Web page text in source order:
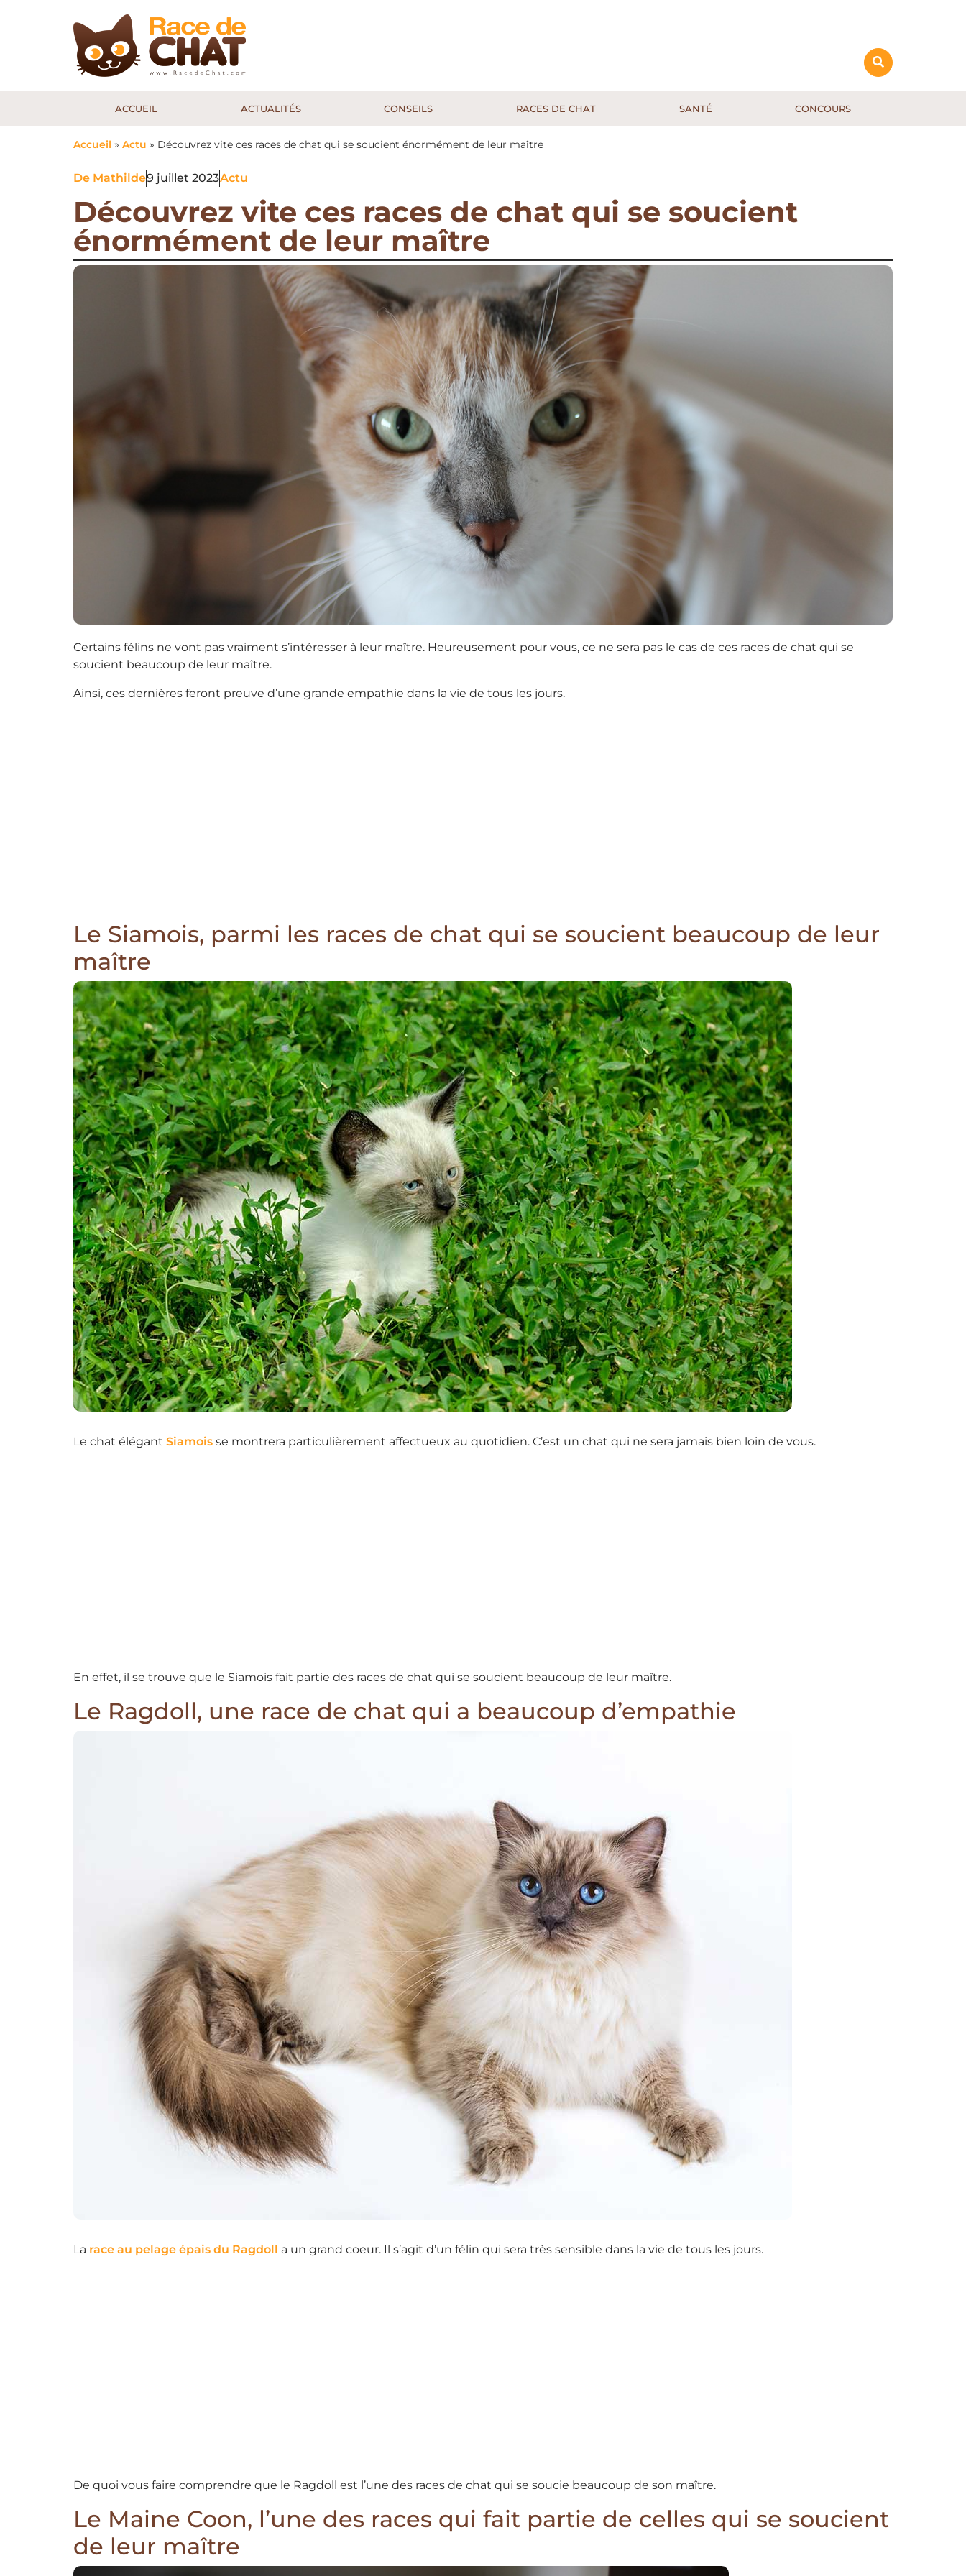
ACCUEIL ACTUALITÉS CONSEILS RACES DE CHAT SANTÉ CONCOURS
Accueil » Actu » Découvrez vite ces races de chat qui se soucient énormément de leur maître
De Mathilde9 juillet 2023Actu
Découvrez vite ces races de chat qui se soucient
énormément de leur maître
Certains félins ne vont pas vraiment s’intéresser à leur maître. Heureusement pour vous, ce ne sera pas le cas de ces races de chat qui se
soucient beaucoup de leur maître.
Ainsi, ces dernières feront preuve d’une grande empathie dans la vie de tous les jours.
Le Siamois, parmi les races de chat qui se soucient beaucoup de leur
maître
Le chat élégant Siamois se montrera particulièrement affectueux au quotidien. C’est un chat qui ne sera jamais bien loin de vous.
En effet, il se trouve que le Siamois fait partie des races de chat qui se soucient beaucoup de leur maître.
Le Ragdoll, une race de chat qui a beaucoup d’empathie
La race au pelage épais du Ragdoll a un grand coeur. Il s’agit d’un félin qui sera très sensible dans la vie de tous les jours.
De quoi vous faire comprendre que le Ragdoll est l’une des races de chat qui se soucie beaucoup de son maître.
Le Maine Coon, l’une des races qui fait partie de celles qui se soucient
de leur maître